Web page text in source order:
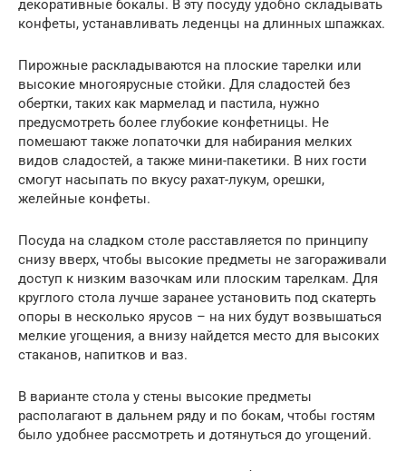
декоративные бокалы. В эту посуду удобно складывать
конфеты, устанавливать леденцы на длинных шпажках.
Пирожные раскладываются на плоские тарелки или
высокие многоярусные стойки. Для сладостей без
обертки, таких как мармелад и пастила, нужно
предусмотреть более глубокие конфетницы. Не
помешают также лопаточки для набирания мелких
видов сладостей, а также мини-пакетики. В них гости
смогут насыпать по вкусу рахат-лукум, орешки,
желейные конфеты.
Посуда на сладком столе расставляется по принципу
снизу вверх, чтобы высокие предметы не загораживали
доступ к низким вазочкам или плоским тарелкам. Для
круглого стола лучше заранее установить под скатерть
опоры в несколько ярусов – на них будут возвышаться
мелкие угощения, а внизу найдется место для высоких
стаканов, напитков и ваз.
В варианте стола у стены высокие предметы
располагают в дальнем ряду и по бокам, чтобы гостям
было удобнее рассмотреть и дотянуться до угощений.